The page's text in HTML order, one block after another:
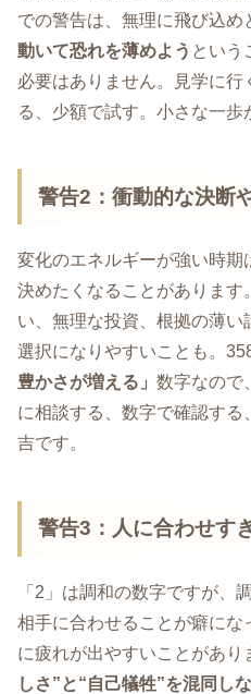
での警告は、無理に飛び込め
動いて恐れを薄めよう という
必要はありません。見学に
る、少額で試す。小さな一歩
警告2：衝動的な決断
変化のエネルギーが強い時
決めたくなることがありま
い、無理な投資、根拠の薄
選択になりやすいことも。
豊かさが増える」 数字なので
に相談する、数字で確認す
吉です。
警告3：人に合わせす
「2」は調和の数字ですが、
相手に合わせることが癖にな
に疲れが出やすいことがあり
しさ”と“自己犠牲”を混同し